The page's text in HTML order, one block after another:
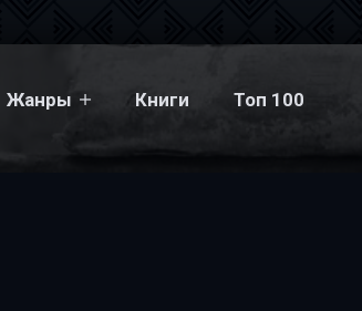
Жанры Книги Топ 100